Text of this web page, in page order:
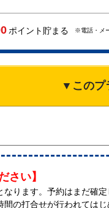
ポイント貯まる ※電話・メ
▼このプ
さい】
ります。予約はまだ確定
間の打合せが行われては